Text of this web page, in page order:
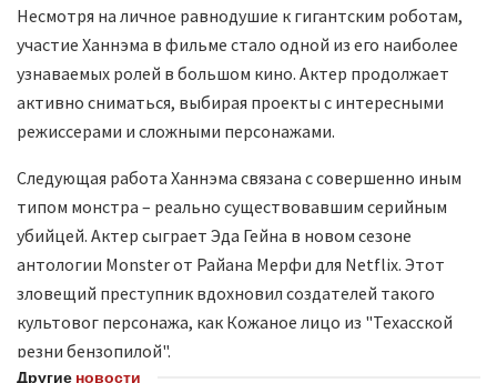
Несмотря на личное равнодушие к гигантским роботам,
участие Ханнэма в фильме стало одной из его наиболее
узнаваемых ролей в большом кино. Актер продолжает
активно сниматься, выбирая проекты с интересными
режиссерами и сложными персонажами.
Следующая работа Ханнэма связана с совершенно иным
типом монстра – реально существовавшим серийным
убийцей. Актер сыграет Эда Гейна в новом сезоне
антологии Monster от Райана Мерфи для Netflix. Этот
зловещий преступник вдохновил создателей такого
культовог персонажа, как Кожаное лицо из "Техасской
резни бензопилой".
Другие новости